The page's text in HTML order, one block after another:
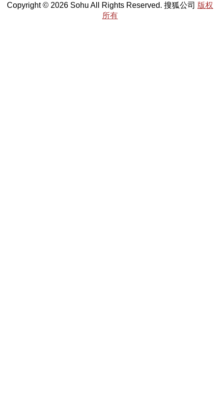
Copyright © 2026 Sohu All Rights Reserved. 搜狐公司 版权
所有